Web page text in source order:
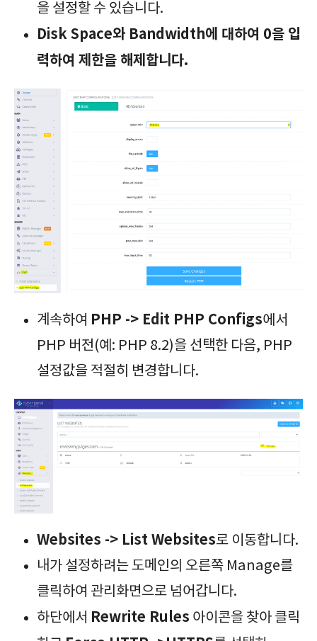
을 설정할 수 있습니다.
Disk Space와 Bandwidth에 대하여 0을 입
력하여 제한을 해제합니다.
계속하여 PHP -> Edit PHP Configs에서
PHP 버전(예: PHP 8.2)을 선택한 다음, PHP
설정값을 적절히 변경합니다.
Websites -> List Websites로 이동합니다.
내가 설정하려는 도메인의 오른쪽 Manage를
클릭하여 관리화면으로 넘어갑니다.
하단에서 Rewrite Rules 아이콘을 찾아 클릭